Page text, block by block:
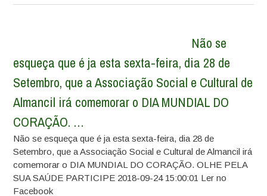
Não se
esqueça que é ja esta sexta-feira, dia 28 de
Setembro, que a Associação Social e Cultural de
Almancil irá comemorar o DIA MUNDIAL DO
CORAÇÃO. …
Não se esqueça que é ja esta sexta-feira, dia 28 de
Setembro, que a Associação Social e Cultural de Almancil irá
comemorar o DIA MUNDIAL DO CORAÇÃO. OLHE PELA
SUA SAÚDE PARTICIPE 2018-09-24 15:00:01 Ler no
Facebook